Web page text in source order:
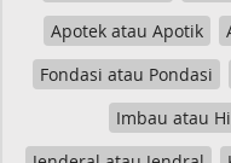
Apotek atau Apotik
Fondasi atau Pondasi
Imbau atau